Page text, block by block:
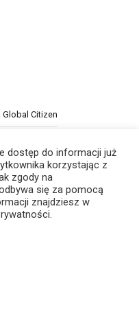
Global Citizen
| Created by
dostęp do informacji już
korzystając z
zgody na
się za pomocą
znajdziesz w